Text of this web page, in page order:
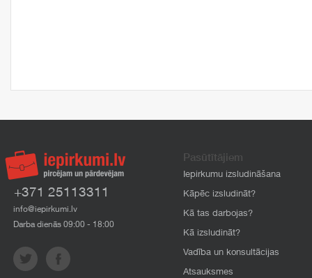
+371 25113311
info@iepirkumi.lv
Darba dienās 09:00 - 18:00
Pasūtītājiem
Iepirkumu izsludināšana
Kāpēc izsludināt?
Kā tas darbojas?
Kā izsludināt?
Vadība un konsultācijas
Atsauksmes